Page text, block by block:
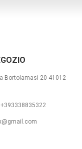
Bortolamasi 20 41012
+393338835322